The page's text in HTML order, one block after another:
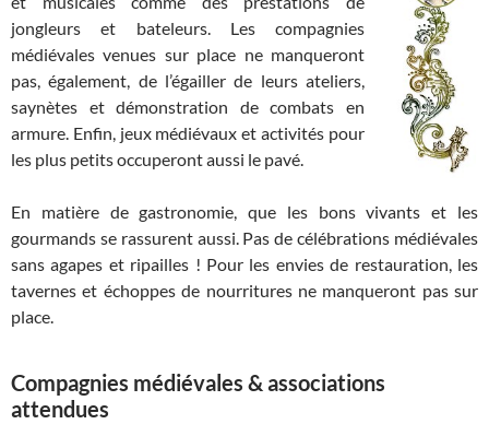
jongleurs et bateleurs. Les compagnies
médiévales venues sur place ne manqueront
pas, également, de l’égailler de leurs ateliers,
saynètes et démonstration de combats en
armure. Enfin, jeux médiévaux et activités pour
les plus petits occuperont aussi le pavé.
En matière de gastronomie, que les bons vivants et les
gourmands se rassurent aussi. Pas de célébrations médiévales
sans agapes et ripailles ! Pour les envies de restauration, les
tavernes et échoppes de nourritures ne manqueront pas sur
place.
Compagnies médiévales & associations
attendues